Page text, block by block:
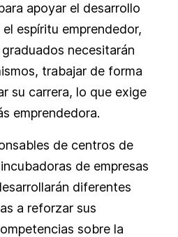
apoyar el desarrollo
espíritu emprendedor,
necesitarán
trabajar de forma
su carrera, lo que exige
emprendedora.
de centros de
de empresas
diferentes
a reforzar sus
sobre la